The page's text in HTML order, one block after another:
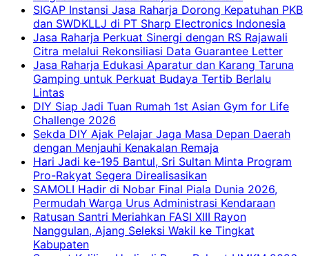
SIGAP Instansi Jasa Raharja Dorong Kepatuhan PKB
dan SWDKLLJ di PT Sharp Electronics Indonesia
Jasa Raharja Perkuat Sinergi dengan RS Rajawali
Citra melalui Rekonsiliasi Data Guarantee Letter
Jasa Raharja Edukasi Aparatur dan Karang Taruna
Gamping untuk Perkuat Budaya Tertib Berlalu
Lintas
DIY Siap Jadi Tuan Rumah 1st Asian Gym for Life
Challenge 2026
Sekda DIY Ajak Pelajar Jaga Masa Depan Daerah
dengan Menjauhi Kenakalan Remaja
Hari Jadi ke-195 Bantul, Sri Sultan Minta Program
Pro-Rakyat Segera Direalisasikan
SAMOLI Hadir di Nobar Final Piala Dunia 2026,
Permudah Warga Urus Administrasi Kendaraan
Ratusan Santri Meriahkan FASI XIII Rayon
Nanggulan, Ajang Seleksi Wakil ke Tingkat
Kabupaten